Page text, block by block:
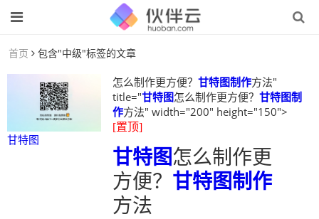
首页 包含"中级"标签的文章
甘特图
怎么制作更方便？ 甘特图制作方法"
title="甘特图怎么制作更方便？ 甘特图制
作方法" width="200" height="150">
[置顶]
甘特图怎么制作更
方便？ 甘特图制作
方法